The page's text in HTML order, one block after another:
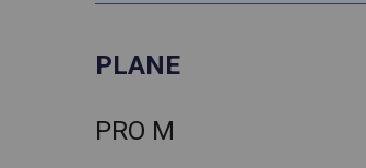
PLANE
PRO M